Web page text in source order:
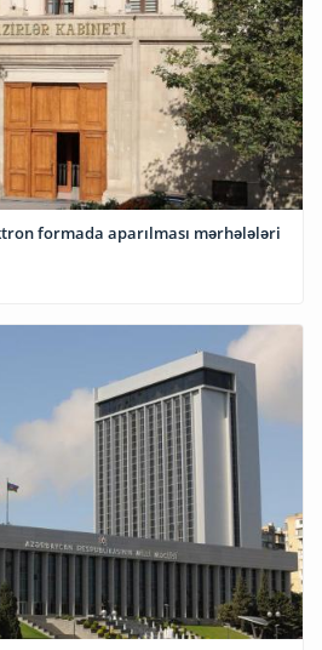
formada aparılması mərhələləri